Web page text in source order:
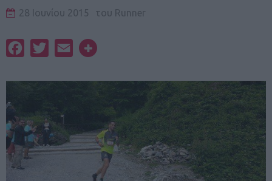
28 Ιουνίου 2015 του Runner
FacebookTwitterEmail